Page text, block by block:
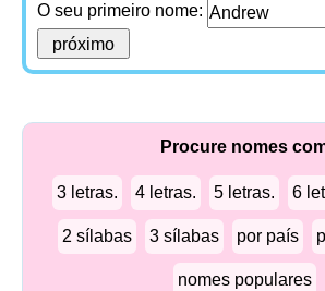
O seu primeiro nome:
Procure nomes
3 letras. 4 letras. 5 letras. 6
2 sílabas 3 sílabas por país
nomes populares